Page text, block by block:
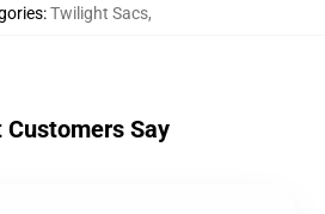
:Twilight Sacs,
Customers Say